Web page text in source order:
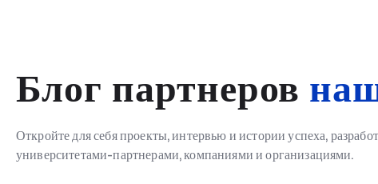
Блог партнеров
Откройте для себя проекты, интервью и истории успеха,
университетами-партнерами, компаниями и организациями.